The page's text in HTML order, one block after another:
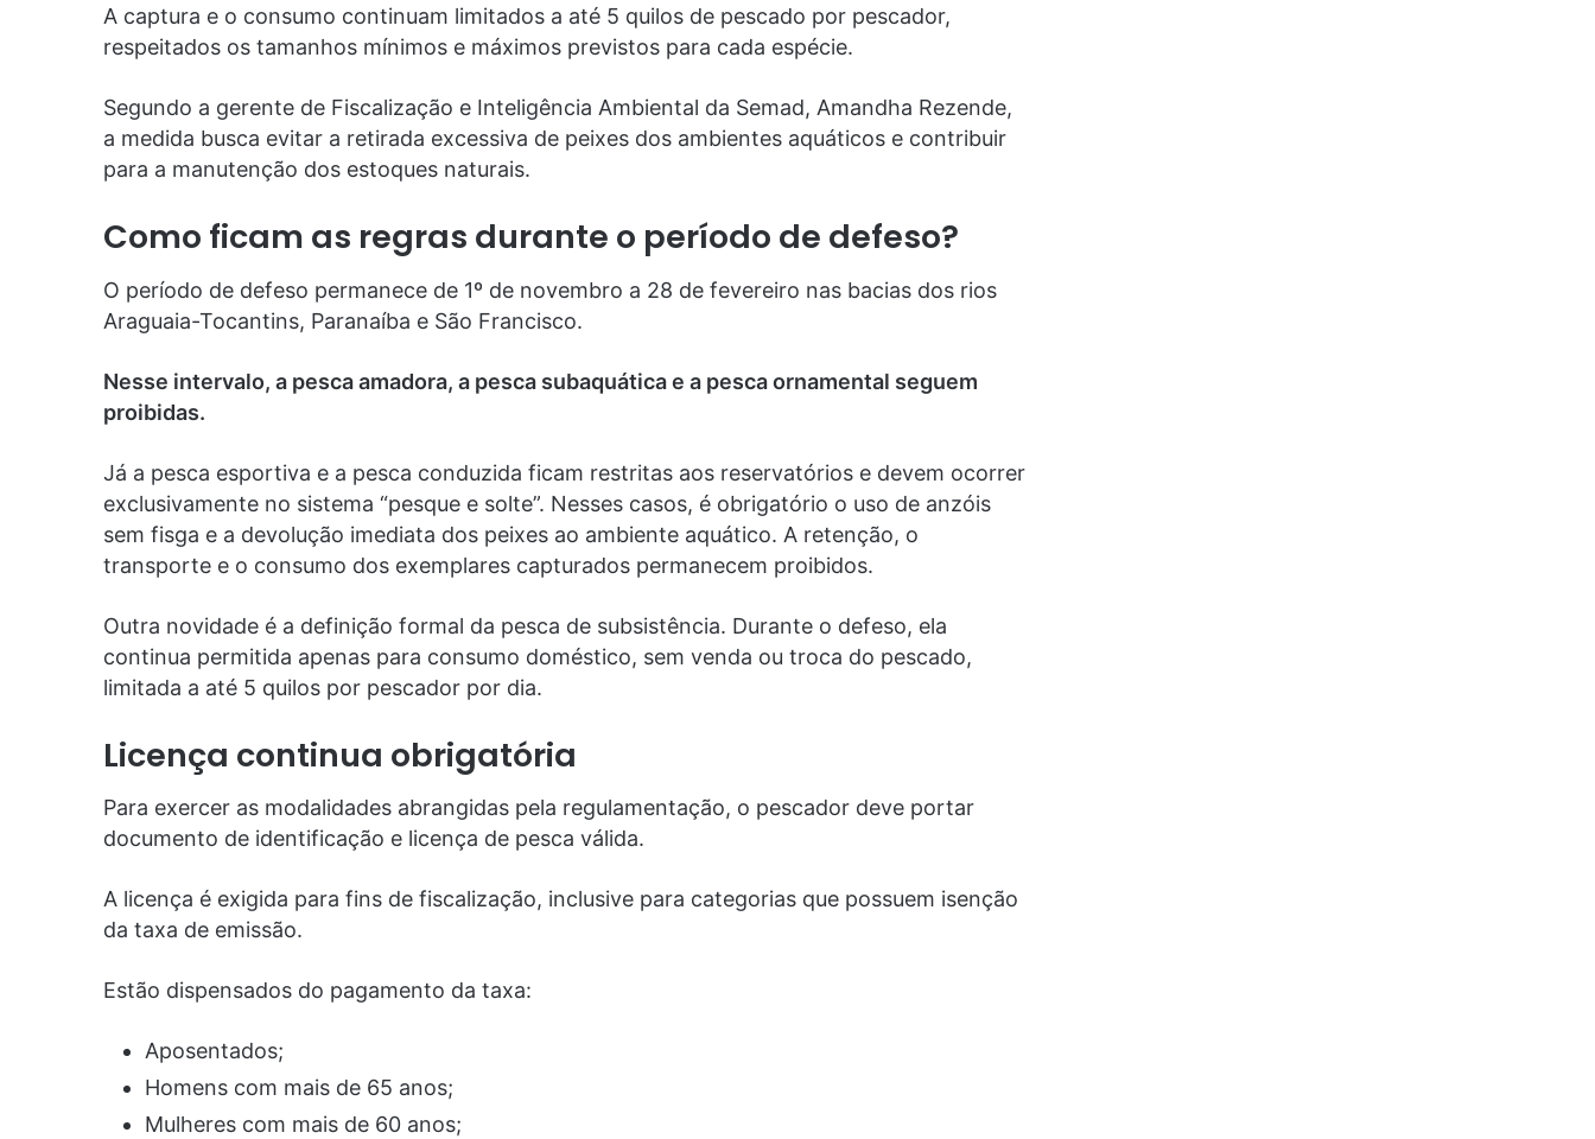
A captura e o consumo continuam limitados a até 5 quilos de pescado por pescador,
respeitados os tamanhos mínimos e máximos previstos para cada espécie.
Segundo a gerente de Fiscalização e Inteligência Ambiental da Semad, Amandha Rezende,
a medida busca evitar a retirada excessiva de peixes dos ambientes aquáticos e contribuir
para a manutenção dos estoques naturais.
Como ficam as regras durante o período de defeso?
O período de defeso permanece de 1º de novembro a 28 de fevereiro nas bacias dos rios
Araguaia-Tocantins, Paranaíba e São Francisco.
Nesse intervalo, a pesca amadora, a pesca subaquática e a pesca ornamental seguem
proibidas.
Já a pesca esportiva e a pesca conduzida ficam restritas aos reservatórios e devem ocorrer
exclusivamente no sistema “pesque e solte”. Nesses casos, é obrigatório o uso de anzóis
sem fisga e a devolução imediata dos peixes ao ambiente aquático. A retenção, o
transporte e o consumo dos exemplares capturados permanecem proibidos.
Outra novidade é a definição formal da pesca de subsistência. Durante o defeso, ela
continua permitida apenas para consumo doméstico, sem venda ou troca do pescado,
limitada a até 5 quilos por pescador por dia.
Licença continua obrigatória
Para exercer as modalidades abrangidas pela regulamentação, o pescador deve portar
documento de identificação e licença de pesca válida.
A licença é exigida para fins de fiscalização, inclusive para categorias que possuem isenção
da taxa de emissão.
Estão dispensados do pagamento da taxa:
Aposentados;
Homens com mais de 65 anos;
Mulheres com mais de 60 anos;